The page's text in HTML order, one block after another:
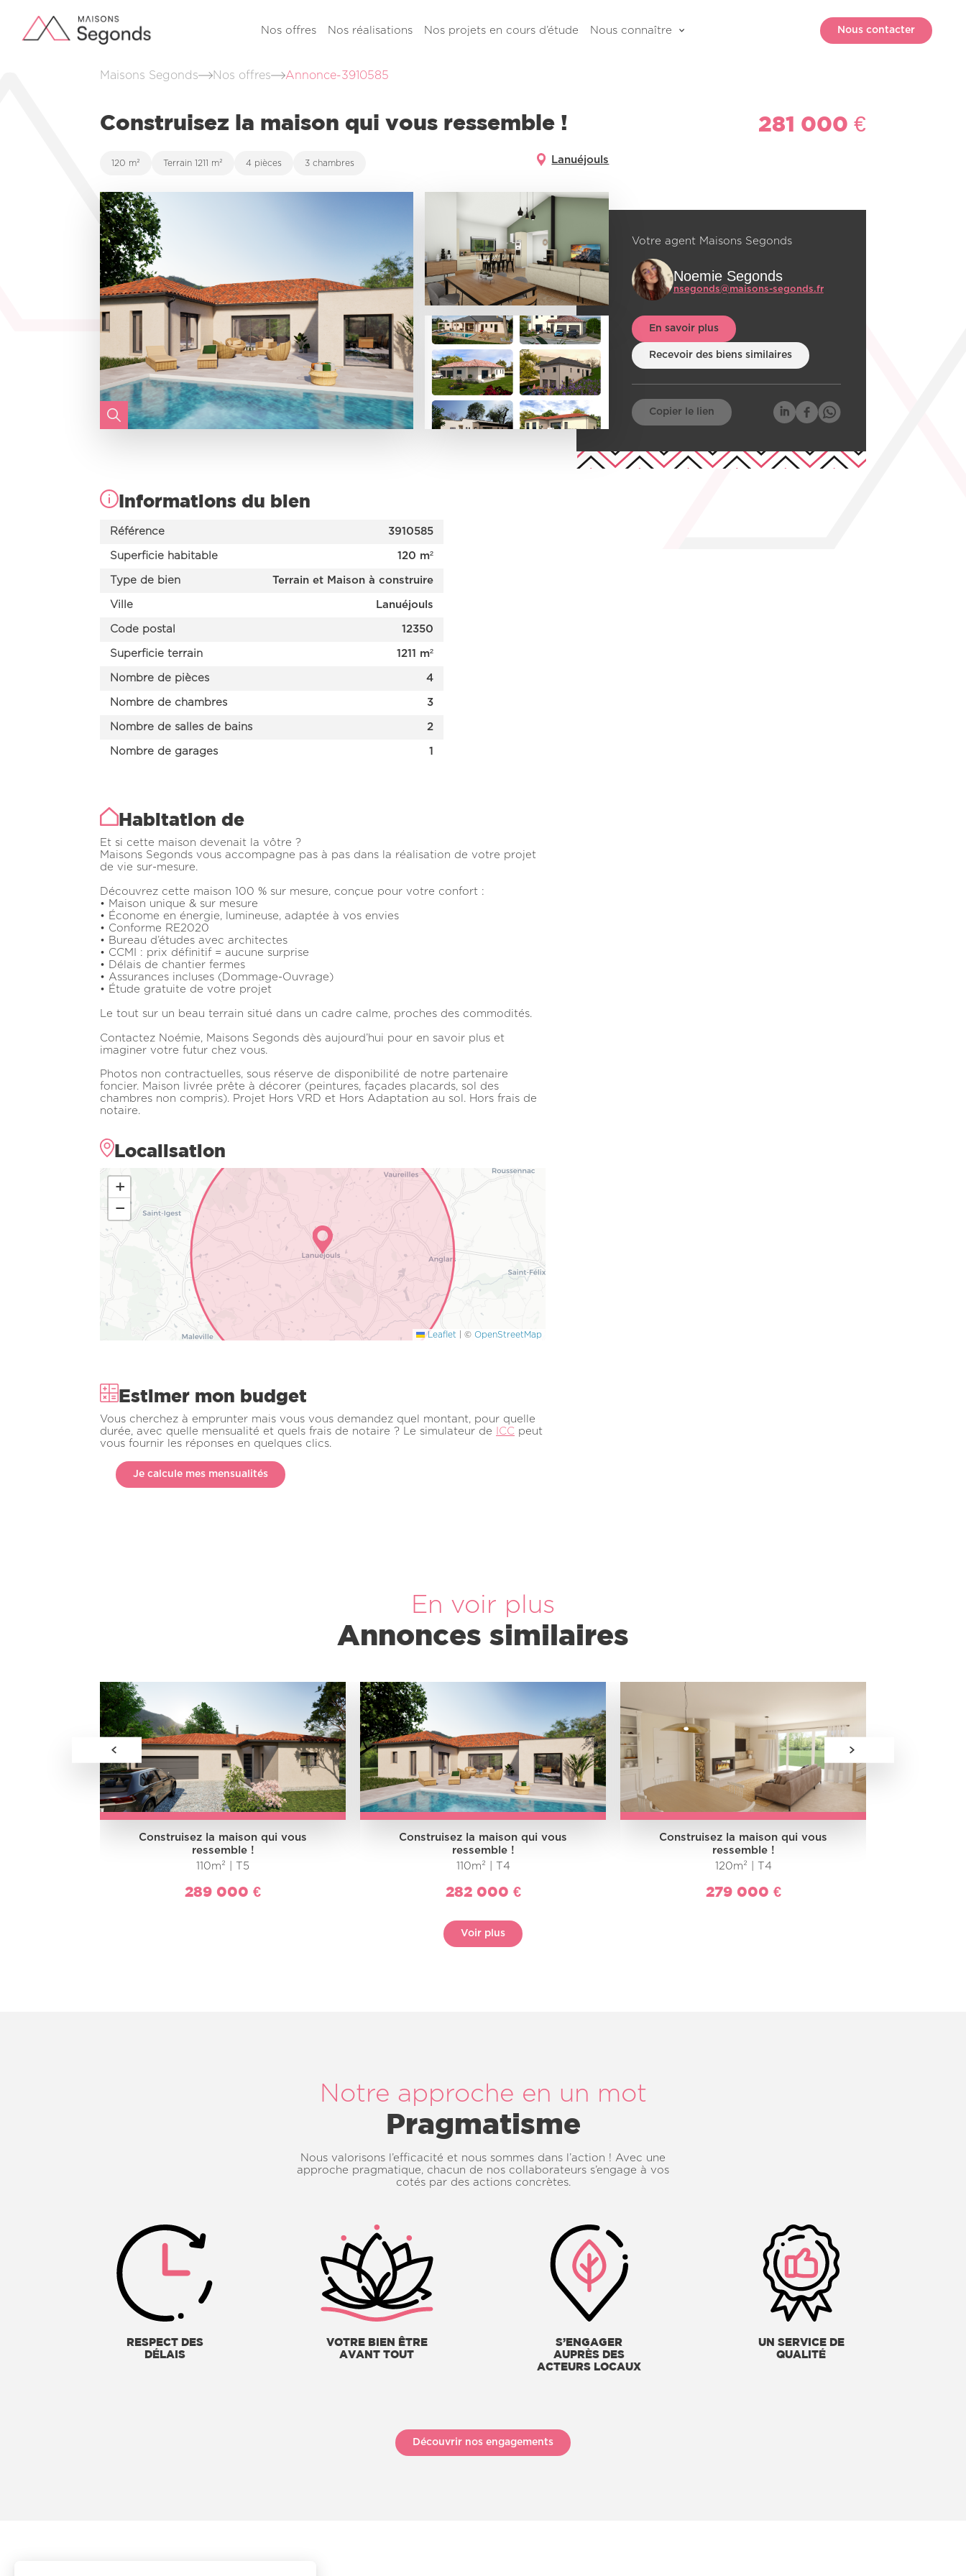
Nos offres Nos réalisations Nos projets en cours d’étude Nous connaître Nous contacter
Maisons Segonds Nos offres Annonce-3910585
Construisez la maison qui vous ressemble ! 281 000 €
120 m² Terrain 1211 m² 4 pièces 3 chambres Lanuéjouls
Votre agent Maisons Segonds
Noemie Segonds
nsegonds@maisons-segonds.fr
En savoir plus
Recevoir des biens similaires
Copier le lien
Informations du bien
Référence 3910585
Superficie habitable 120 m²
Type de bien Terrain et Maison à construire
Ville Lanuéjouls
Code postal 12350
Superficie terrain 1211 m²
Nombre de pièces 4
Nombre de chambres 3
Nombre de salles de bains 2
Nombre de garages 1
Habitation de
Et si cette maison devenait la vôtre ?
Maisons Segonds vous accompagne pas à pas dans la réalisation de votre projet
de vie sur-mesure.
Découvrez cette maison 100 % sur mesure, conçue pour votre confort :
• Maison unique & sur mesure
• Économe en énergie, lumineuse, adaptée à vos envies
• Conforme RE2020
• Bureau d’études avec architectes
• CCMI : prix définitif = aucune surprise
• Délais de chantier fermes
• Assurances incluses (Dommage-Ouvrage)
• Étude gratuite de votre projet
Le tout sur un beau terrain situé dans un cadre calme, proches des commodités.
Contactez Noémie, Maisons Segonds dès aujourd’hui pour en savoir plus et
imaginer votre futur chez vous.
Photos non contractuelles, sous réserve de disponibilité de notre partenaire
foncier. Maison livrée prête à décorer (peintures, façades placards, sol des
chambres non compris). Projet Hors VRD et Hors Adaptation au sol. Hors frais de
notaire.
Localisation
+
−
Leaflet © OpenStreetMap
Estimer mon budget
Vous cherchez à emprunter mais vous vous demandez quel montant, pour quelle
durée, avec quelle mensualité et quels frais de notaire ? Le simulateur de
ICC peut
vous fournir les réponses en quelques clics.
Je calcule mes mensualités
En voir plus
Annonces similaires
Construisez la maison qui vous
ressemble !
110m² | T5
289 000 €
Construisez la maison qui vous
ressemble !
110m² | T4
282 000 €
Construisez la maison qui vous
ressemble !
120m² | T4
279 000 €
Voir plus
Notre approche en un mot
Pragmatisme
Nous valorisons l’efficacité et nous sommes dans l’action ! Avec une
approche pragmatique, chacun de nos collaborateurs s’engage à vos
cotés par des actions concrètes.
RESPECT DES
DÉLAIS
VOTRE BIEN ÊTRE
AVANT TOUT
S’ENGAGER
AUPRÈS DES
ACTEURS LOCAUX
UN SERVICE DE
QUALITÉ
Découvrir nos engagements